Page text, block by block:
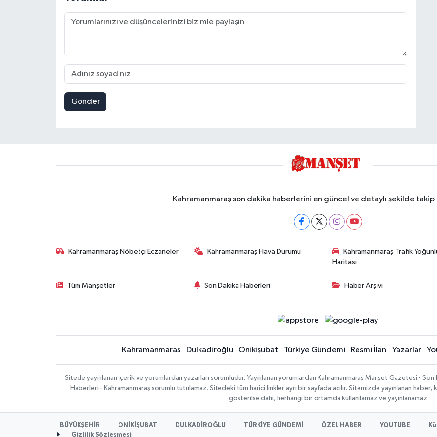
Gönder
Kahramanmaraş son dakika haberlerini en güncel ve detaylı şekilde
Kahramanmaraş Nöbetçi Eczaneler Kahramanmaraş Hava Durumu
Kahramanmaraş Trafik
Haritası
Tüm Manşetler Son Dakika Haberleri Haber Arşivi
Kahramanmaraş Dulkadiroğlu Onikişubat Türkiye Gündemi Resmi İlan Yazarlar
Sitede yayınlanan içerik ve yorumlardan yazarları sorumludur. Yayınlanan yorumlardan Kahramanmaraş Manşet Gazetesi -
Haberleri - Kahramanmaraş sorumlu tutulamaz. Sitedeki tüm harici linkler ayrı bir sayfada açılır. Sitemizde yayınlanan haber,
gösterilse dahi, herhangi bir ortamda kullanılamaz ve yayınlanamaz
BÜYÜKŞEHİR ONİKİŞUBAT DULKADİROĞLU TÜRKİYE GÜNDEMİ ÖZEL HABER YOUTUBE
Gizlilik Sözleşmesi